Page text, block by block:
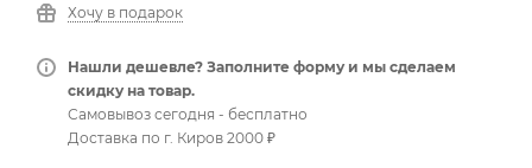
Хочу в подарок
Нашли дешевле? Заполните форму и мы сделаем
скидку на товар.
Самовывоз сегодня - бесплатно
Доставка по г. Киров 2000 ₽